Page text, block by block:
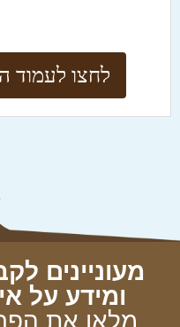
לחצו לעמוד
מעוניינים
ומידע על
מלאו את